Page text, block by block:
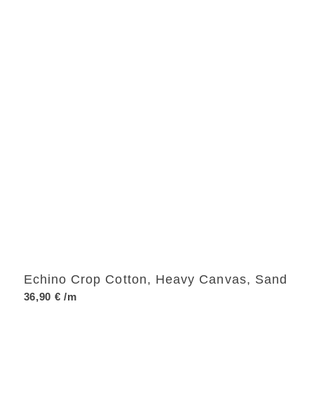
Echino Crop Cotton, Heavy Canvas, Sand
36,90 € /m